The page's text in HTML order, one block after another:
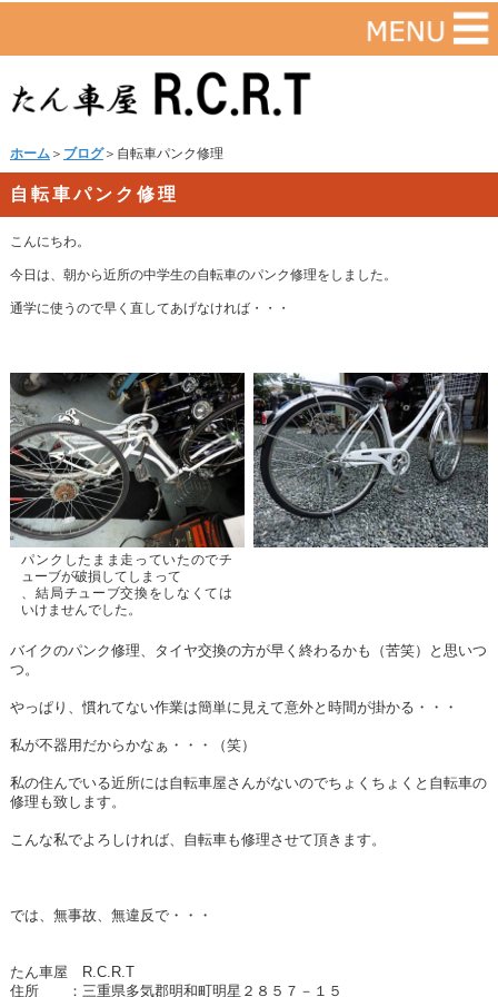
ホーム ＞ ブログ＞自転車パンク修理
自転車パンク修理
こんにちわ。
今日は、朝から近所の中学生の自転車のパンク修理をしました。
通学に使うので早く直してあげなければ・・・
パンクしたまま走っていたのでチ
ューブが破損してしまって
、結局チューブ交換をしなくては
いけませんでした。
バイクのパンク修理、タイヤ交換の方が早く終わるかも（苦笑）と思いつ
つ。
やっぱり、慣れてない作業は簡単に見えて意外と時間が掛かる・・・
私が不器用だからかなぁ・・・（笑）
私の住んでいる近所には自転車屋さんがないのでちょくちょくと自転車の
修理も致します。
こんな私でよろしければ、自転車も修理させて頂きます。
では、無事故、無違反で・・・
たん車屋 R.C.R.T
住所 ：三重県多気郡明和町明星２８５７－１５